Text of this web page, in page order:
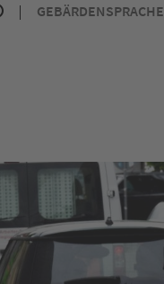
GEBÄRDENSPRACHE